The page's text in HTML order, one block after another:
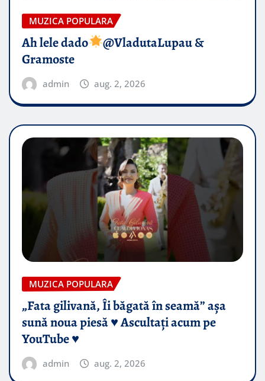
MUZICA POPULARA
Ah lele dado​
@VladutaLupau &
Gramoste
admin aug. 2, 2026
MUZICA POPULARA
„Fata gilivană, Îi băgată în seamă” așa
sună noua piesă ♥️ Ascultați acum pe
YouTube ♥️
admin aug. 2, 2026